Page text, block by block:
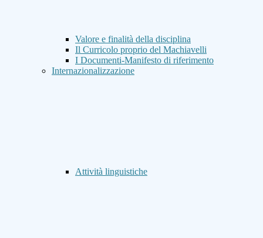
Valore e finalità della disciplina
Il Curricolo proprio del Machiavelli
I Documenti-Manifesto di riferimento
Internazionalizzazione
Attività linguistiche